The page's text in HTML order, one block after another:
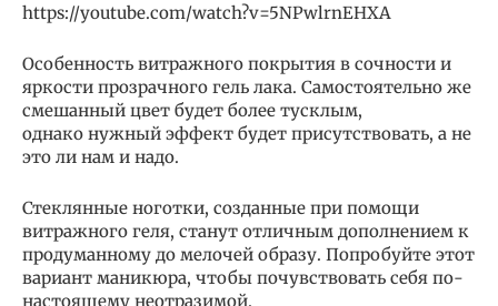
https://youtube.com/watch?v=5NPwlrnEHXA
Особенность витражного покрытия в сочности и
яркости прозрачного гель лака. Самостоятельно же
смешанный цвет будет более тусклым,
однако нужный эффект будет присутствовать, а не
это ли нам и надо.
Стеклянные ноготки, созданные при помощи
витражного геля, станут отличным дополнением к
продуманному до мелочей образу. Попробуйте этот
вариант маникюра, чтобы почувствовать себя по-
настоящему неотразимой.